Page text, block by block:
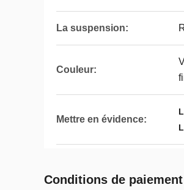
La suspension:
Couleur:
Mettre en évidence:
Conditions de